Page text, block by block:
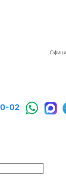
02